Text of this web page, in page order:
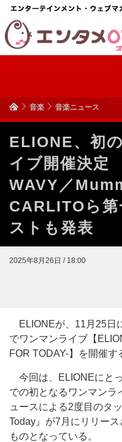
音楽 音楽ニュース
ELIONE、初
イブ開催決
WAVY／
CARLITOら第
ストも発表
2025年8月26日 / 18:00
ELIONEが、11月25日
でワンマンライブ【
FOR TODAY-】を開催す
今回は、ELIONEにと
での初となるワンマンラ
ュースによる2度目のタ
Today』が7月にリリー
ものとなっている。